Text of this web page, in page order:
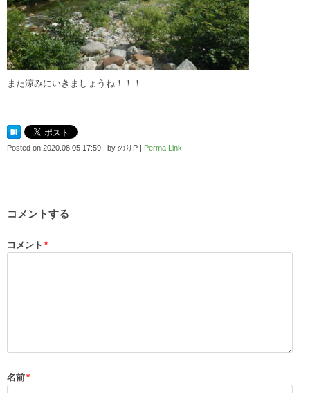
また涼みにいきましょうね！！！
Posted on 2020.08.05 17:59 | by のりP | Perma Link
コメントする
コメント *
名前*